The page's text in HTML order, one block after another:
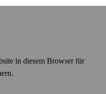
in diesem Browser für